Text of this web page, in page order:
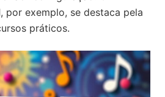
, por exemplo, se destaca pela
práticos.